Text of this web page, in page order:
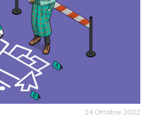
24 Ottobre 2022